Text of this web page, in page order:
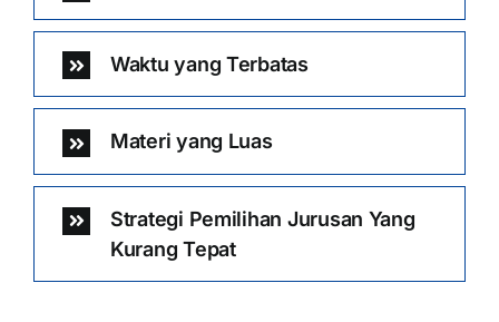
Waktu yang Terbatas
Materi yang Luas
Strategi Pemilihan Jurusan Yang
Kurang Tepat